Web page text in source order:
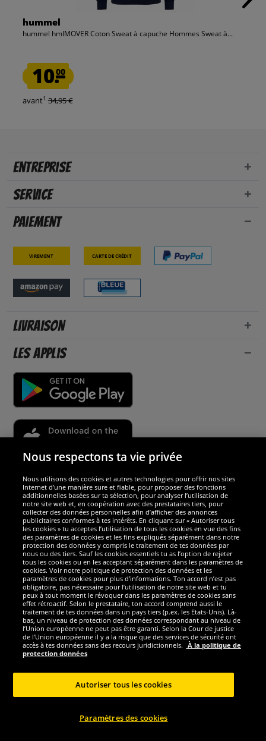
hummel
hummel hmlMOVER Coton Sweat à capuche Hommes Sweat à...
10.00
avant1 34,95 €
Entreprise
Service
Paiement
Virement Carte de crédit
Livraison
Les applis
Sécurité
Nous sommes excellents
Réseaux sociaux
Tous droits réservés
Nous respectons ta vie privée
Nous utilisons des cookies et autres technologies pour offrir nos sites
Internet d’une manière sure et fiable, pour proposer des fonctions
additionnelles basées sur ta sélection, pour analyser l’utilisation de
notre site web et, en coopération avec des prestataires tiers, pour
collecter des données personnelles afin d’afficher des annonces
publicitaires conformes à tes intérêts. En cliquant sur « Autoriser tous
les cookies » tu acceptes l’utilisation de tous les cookies en vue des fins
des paramètres de cookies et les fins expliqués séparément dans notre
protection des données y compris le traitement de tes données par
nous ou des tiers. Sauf les cookies essentiels tu as l’option de rejeter
tous les cookies ou en les acceptant séparément dans les paramètres de
cookies. Voir notre politique de protection des données et les
paramètres de cookies pour plus d’informations. Ton accord n’est pas
obligatoire, pas nécessaire pour l’utilisation de notre site web et tu
peux à tout moment le révoquer dans les paramètres de cookies sans
effet rétroactif. Selon le prestataire, ton accord comprend aussi le
traitement de tes données dans un pays tiers (p.ex. les Etats-Unis). Là-
bas, un niveau de protection des données correspondant au niveau de
l’Union européenne ne peut pas être garanti. Selon la Cour de justice
de l’Union européenne il y a la risque que des services de sécurité ont
accès à tes données sans des recours juridictionnels. À la politique de
protection données
Paramètres des cookies
Autoriser tous les cookies